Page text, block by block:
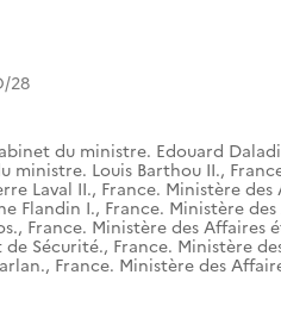
28
du ministre. Edouard
ministre. Louis Barthou II.,
Laval II., France. Ministère des
Flandin I., France. Ministère
, France. Ministère des Affaires
Sécurité., France. Ministère
, France. Ministère des